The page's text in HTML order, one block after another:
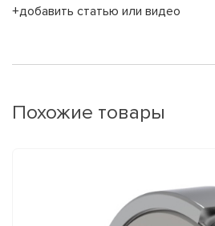
+добавить статью или видео
Похожие товары